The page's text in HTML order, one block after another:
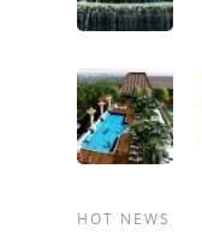
HOT NEWS